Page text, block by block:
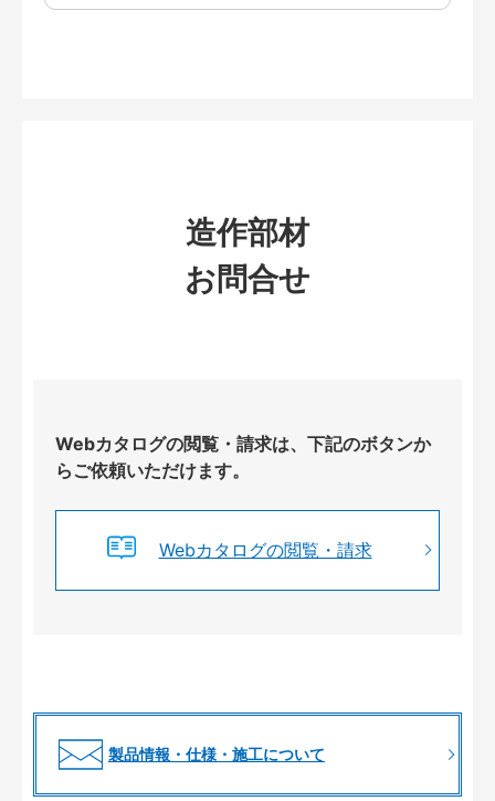
造作部材
お問合せ
Webカタログの閲覧・請求は、下記のボタンか
らご依頼いただけます。
Webカタログの閲覧・請求
製品情報・仕様・施工について